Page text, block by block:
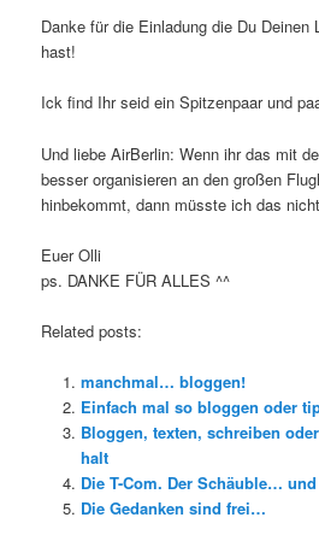
Danke für die Einladung die Du
hast!
Ick find Ihr seid ein Spitzenpaar und
Und liebe AirBerlin: Wenn ihr das mit
besser organisieren an den großen
hinbekommt, dann müsste ich das
Euer Olli
ps. DANKE FÜR ALLES ^^
Related posts:
manchmal… bloggen!
Einfach mal so bloggen oder
Bloggen, texten, schreiben
halt
Die T-Com. Der Schäuble…
Die Gedanken sind frei…